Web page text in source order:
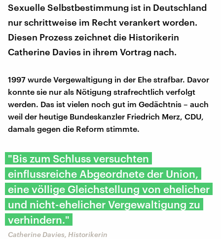
Sexuelle Selbstbestimmung ist in Deutschland
nur schrittweise im Recht verankert worden.
Diesen Prozess zeichnet die Historikerin
Catherine Davies in ihrem Vortrag nach.
1997 wurde Vergewaltigung in der Ehe strafbar. Davor
konnte sie nur als Nötigung strafrechtlich verfolgt
werden. Das ist vielen noch gut im Gedächtnis – auch
weil der heutige Bundeskanzler Friedrich Merz, CDU,
damals gegen die Reform stimmte.
"Bis zum Schluss versuchten
einflussreiche Abgeordnete der Union,
eine völlige Gleichstellung von ehelicher
und nicht-ehelicher Vergewaltigung zu
verhindern."
Catherine Davies, Historikerin